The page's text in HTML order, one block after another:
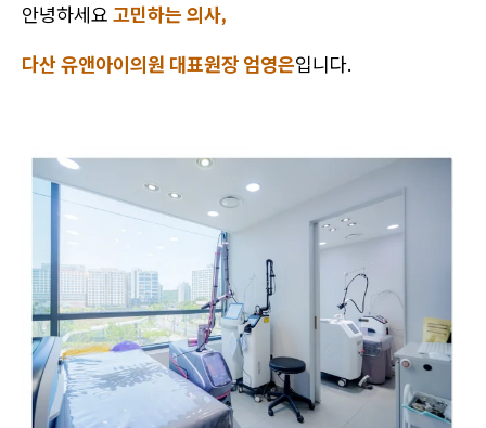
안녕하세요 고민하는 의사,
다산 유앤아이의원 대표원장 엄영은입니다.